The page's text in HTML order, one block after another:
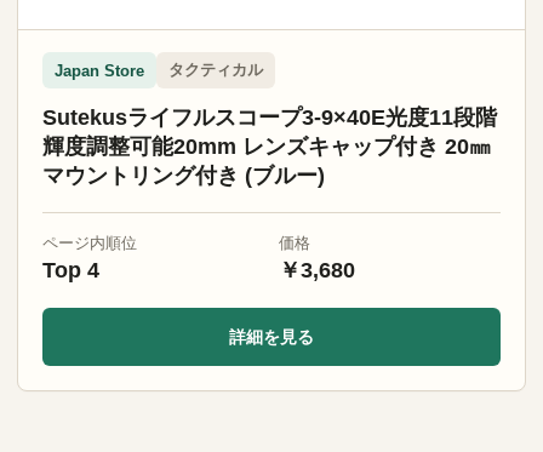
Japan Store タクティカル
Sutekusライフルスコープ3-9×40E光度11段階
輝度調整可能20mm レンズキャップ付き 20㎜
マウントリング付き (ブルー)
ページ内順位
Top 4
価格
￥3,680
詳細を見る